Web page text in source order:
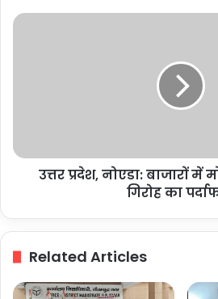
उत्तर
गिरोह
उत्तर प्रदेश, नोएडा: बाजारों
गिरोह का
Related Articles